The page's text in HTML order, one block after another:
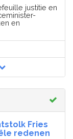
justitie en
en
Fries
redenen